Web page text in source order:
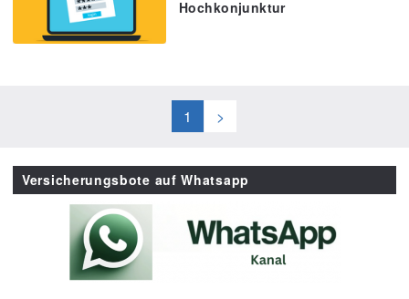
Hochkonjunktur
1 >
Versicherungsbote auf Whatsapp